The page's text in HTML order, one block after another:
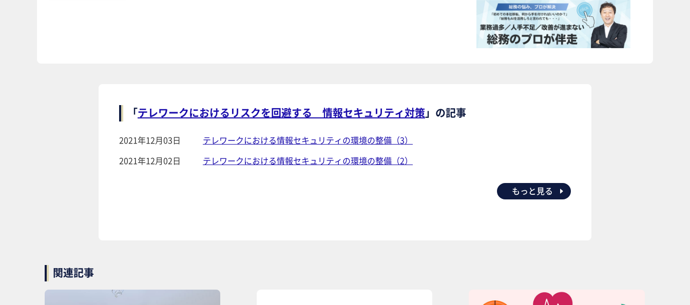
「テレワークにおけるリスクを回避する 情報セキュリティ対策」の記事
2021年12月03日
テレワークにおける情報セキュリティの環境の整備（3）
2021年12月02日
テレワークにおける情報セキュリティの環境の整備（2）
もっと見る
関連記事